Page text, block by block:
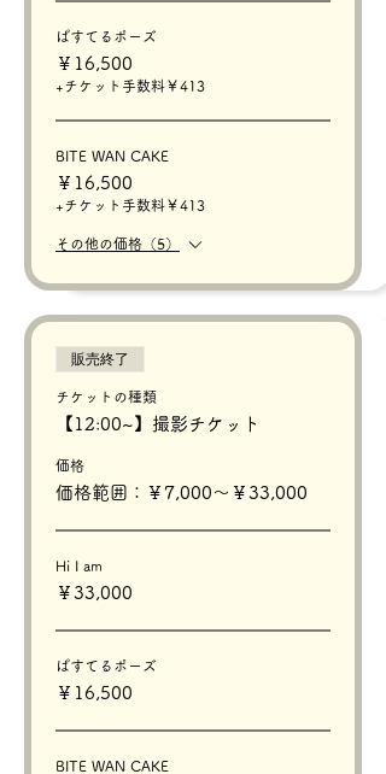
ぱすてるポーズ
￥16,500
+チケット手数料￥413
BITE WAN CAKE
￥16,500
+チケット手数料￥413
その他の価格（5）
販売終了
チケットの種類
【12:00~】撮影チケット
価格
価格範囲：￥7,000〜￥33,000
Hi I am
￥33,000
ぱすてるポーズ
￥16,500
BITE WAN CAKE